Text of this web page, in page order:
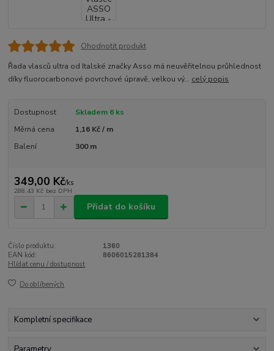
Ohodnotit produkt
Řada vlasců ultra od Italské značky Asso má neuvěřitelnou průhlednost
díky fluorocarbonové povrchové úpravě, velkou vý... celý popis
Dostupnost
Skladem 6 ks
Měrná cena
1,16 Kč / m
Balení
300 m
349,00 Kč/ks
288,43 Kč bez DPH
Přidat do košíku
Číslo produktu:
1360
EAN kód:
8606015281384
Hlídat cenu / dostupnost
Do oblíbených
Kompletní specifikace